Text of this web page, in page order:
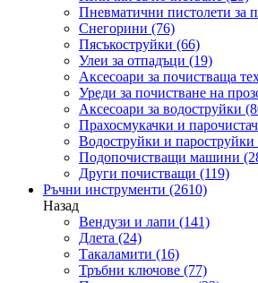
Пневматични пистолети за
Снегорини (76)
Пясъкоструйки (66)
Улеи за отпадъци (19)
Аксесоари за почистваща
Уреди за почистване на
Аксесоари за водоструйки
Прахосмукачки и
Водоструйки и пароструйки
Подопочистващи машини
Други почистващи (119)
Ръчни инструменти (2610)
Назад
Вендузи и лапи (141)
Длета (24)
Такаламити (16)
Тръбни ключове (77)